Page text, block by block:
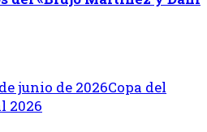
junio de 2026Copa del
2026